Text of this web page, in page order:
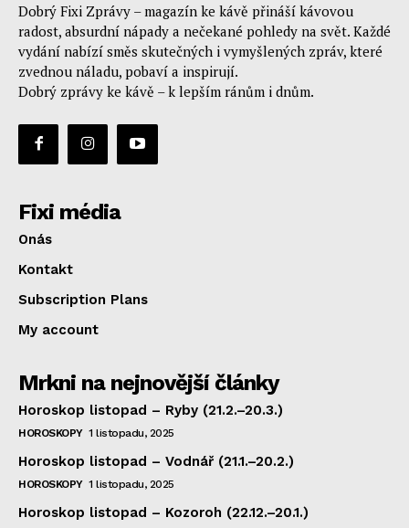
Dobrý Fixi Zprávy – magazín ke kávě přináší kávovou
radost, absurdní nápady a nečekané pohledy na svět. Každé
vydání nabízí směs skutečných i vymyšlených zpráv, které
zvednou náladu, pobaví a inspirují.
Dobrý zprávy ke kávě – k lepším ránům i dnům.
Fixi média
Onás
Kontakt
Subscription Plans
My account
Mrkni na nejnovější články
Horoskop listopad – Ryby (21.2.–20.3.)
HOROSKOPY 1 listopadu, 2025
Horoskop listopad – Vodnář (21.1.–20.2.)
HOROSKOPY 1 listopadu, 2025
Horoskop listopad – Kozoroh (22.12.–20.1.)